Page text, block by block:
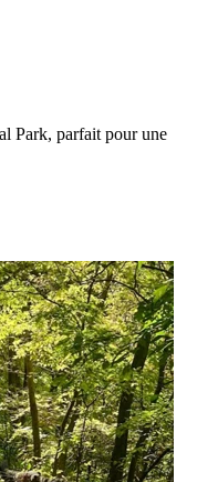
Park, parfait pour une